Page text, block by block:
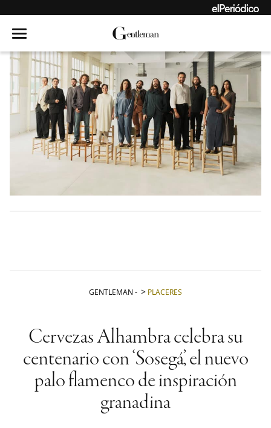
GENTLEMAN - PLACERES
Cervezas Alhambra celebra su
centenario con ‘Sosegá’, el nuevo
palo flamenco de inspiración
granadina